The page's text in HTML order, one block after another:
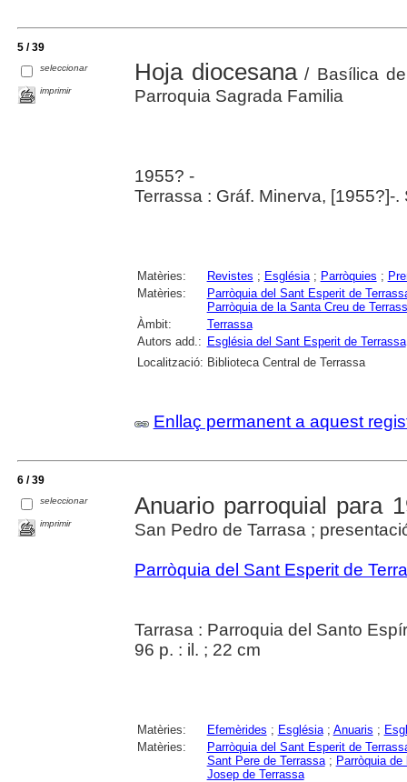
5 / 39
seleccionar
imprimir
Hoja diocesana/ Basílica
Parroquia Sagrada Familia
1955? -
Terrassa : Gráf. Minerva, [1955?]-.
Matèries: Revistes ; Església; Parròquies ;
Matèries:
Parròquia del Sant Esperit de
Parròquia de la Santa Creu de
Àmbit:
Terrassa
Autors add.: Església del Sant Esperit de Terrassa
Localització: Biblioteca Central de Terrassa
Enllaç permanent a aquest
6 / 39
seleccionar
imprimir
Anuario parroquial para
San Pedro de Tarrasa ;
Parròquia del Sant Esperit de
Tarrasa : Parroquia del Santo
96 p. : il. ; 22 cm
Matèries: Efemèrides ; Església; Anuaris ;
Matèries:
Parròquia del Sant Esperit de
Sant Pere de Terrassa; Parròquia
Josep de Terrassa